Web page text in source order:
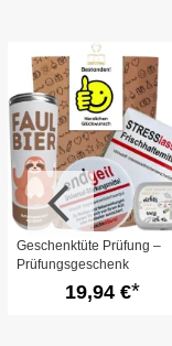
Geschenktüte Prüfung –
Prüfungsgeschenk
„Bestanden!“ (Set 3)
19,94 €